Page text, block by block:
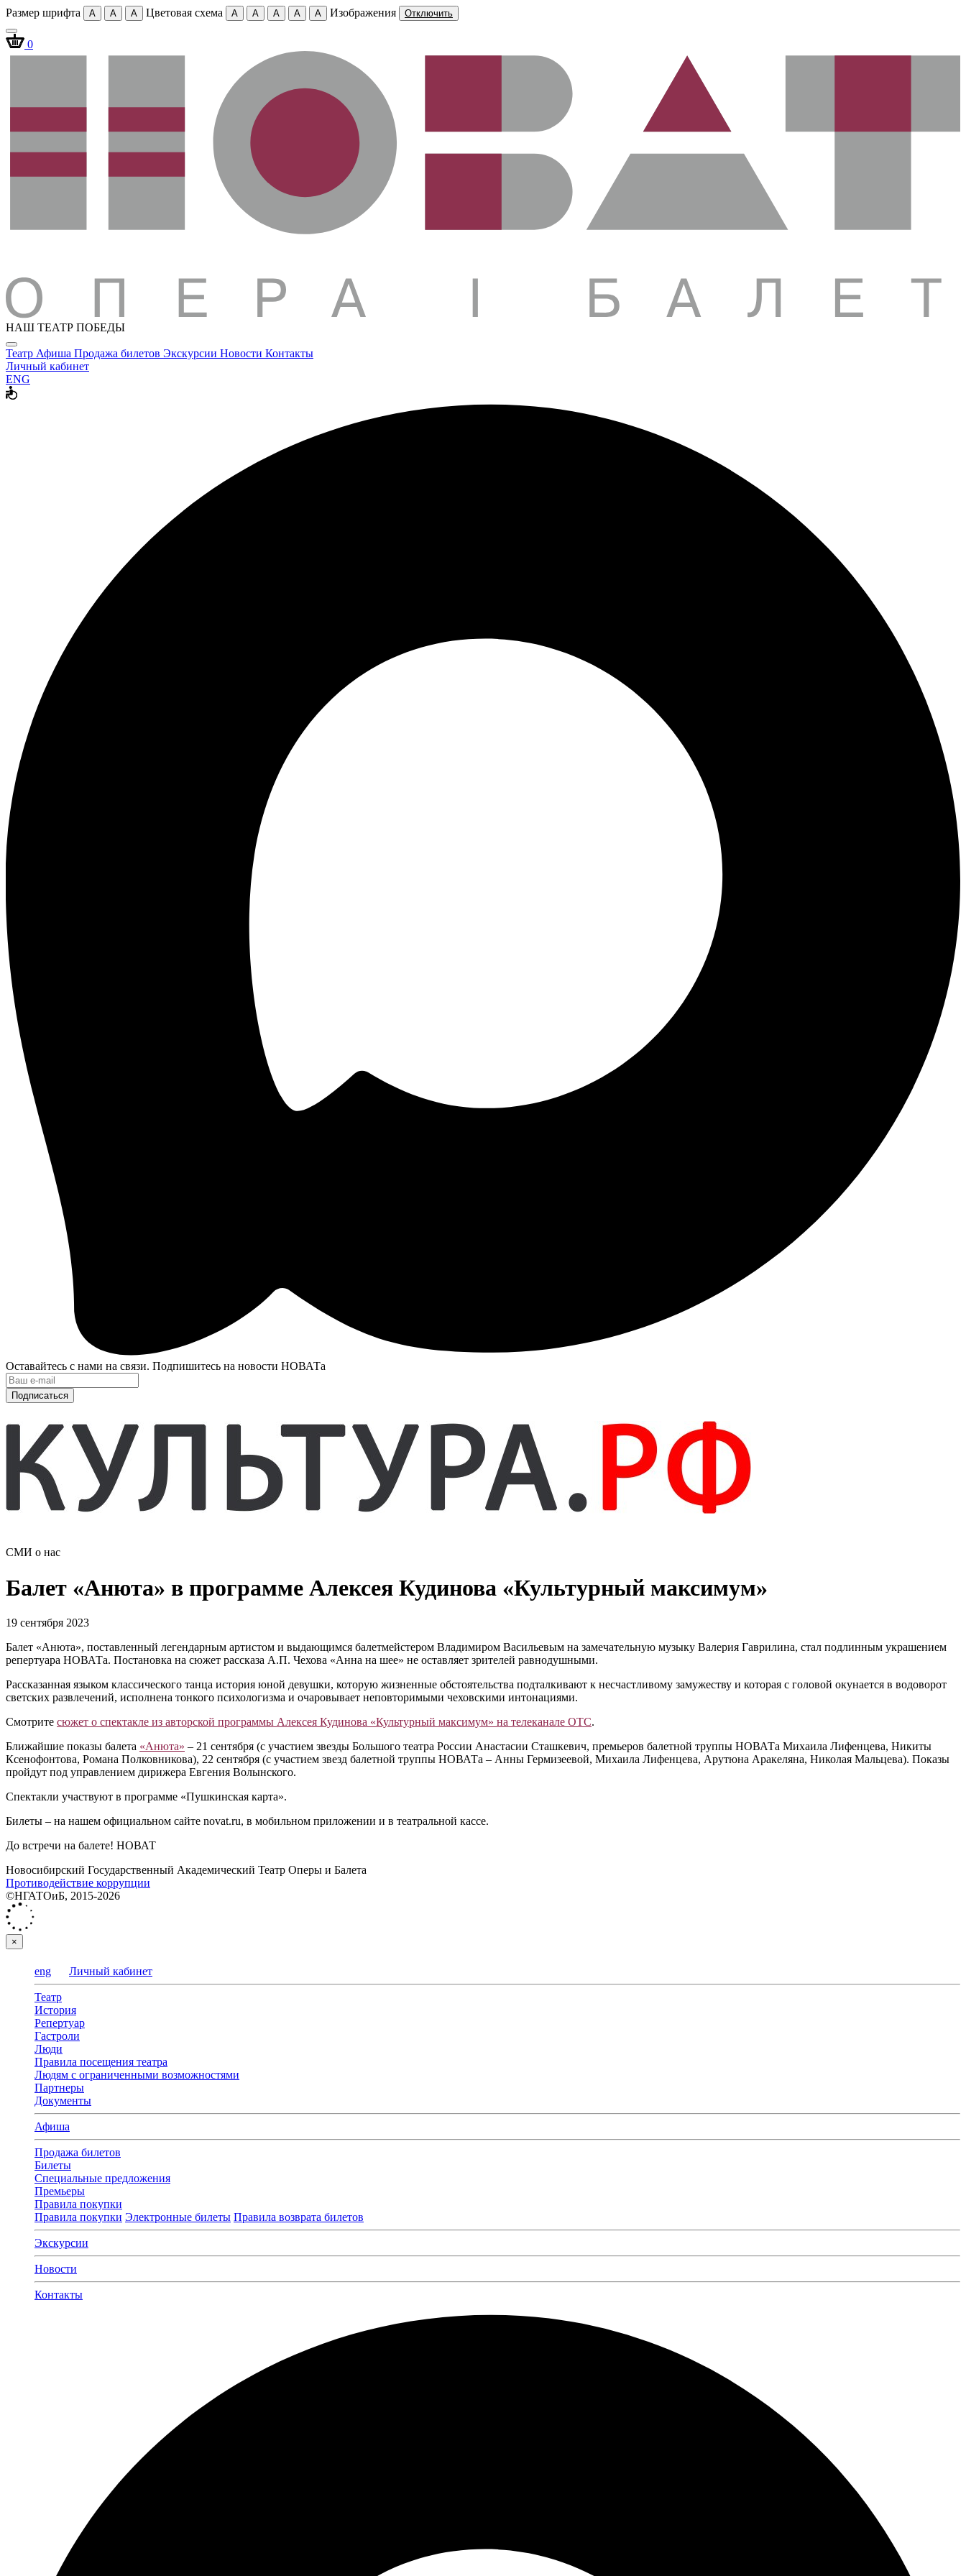
Размер шрифта A A A Цветовая схема A A A A A Изображения Отключить
0
НАШ ТЕАТР ПОБЕДЫ
Театр Афиша Продажа билетов Экскурсии Новости Контакты
Личный кабинет
ENG
Оставайтесь с нами на связи. Подпишитесь на новости НОВАТа
Подписаться
СМИ о нас
Балет «Анюта» в программе Алексея Кудинова «Культурный максимум»
19 сентября 2023
Балет «Анюта», поставленный легендарным артистом и выдающимся балетмейстером Владимиром Васильевым на замечательную музыку Валерия Гаврилина, стал подлинным украшением
репертуара НОВАТа. Постановка на сюжет рассказа А.П. Чехова «Анна на шее» не оставляет зрителей равнодушными.
Рассказанная языком классического танца история юной девушки, которую жизненные обстоятельства подталкивают к несчастливому замужеству и которая с головой окунается в водоворот
светских развлечений, исполнена тонкого психологизма и очаровывает неповторимыми чеховскими интонациями.
Смотрите сюжет о спектакле из авторской программы Алексея Кудинова «Культурный максимум» на телеканале ОТС.
Ближайшие показы балета «Анюта» – 21 сентября (с участием звезды Большого театра России Анастасии Сташкевич, премьеров балетной труппы НОВАТа Михаила Лифенцева, Никиты
Ксенофонтова, Романа Полковникова), 22 сентября (с участием звезд балетной труппы НОВАТа – Анны Гермизеевой, Михаила Лифенцева, Арутюна Аракеляна, Николая Мальцева). Показы
пройдут под управлением дирижера Евгения Волынского.
Спектакли участвуют в программе «Пушкинская карта».
Билеты – на нашем официальном сайте novat.ru, в мобильном приложении и в театральной кассе.
До встречи на балете! НОВАТ
Новосибирский Государственный Академический Театр Оперы и Балета
Противодействие коррупции
©НГАТОиБ, 2015-2026
×
eng Личный кабинет
Театр
История
Репертуар
Гастроли
Люди
Правила посещения театра
Людям с ограниченными возможностями
Партнеры
Документы
Афиша
Продажа билетов
Билеты
Специальные предложения
Премьеры
Правила покупки
Правила покупки Электронные билеты Правила возврата билетов
Экскурсии
Новости
Контакты